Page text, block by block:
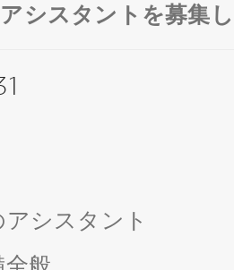
シスタントを募集
アシスタント
全般